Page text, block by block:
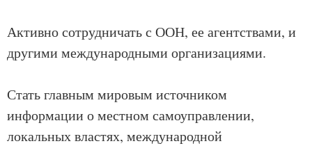
Активно сотрудничать с ООН, ее агентствами, и
другими международными организациями.
Стать главным мировым источником
информации о местном самоуправлении,
локальных властях, международной